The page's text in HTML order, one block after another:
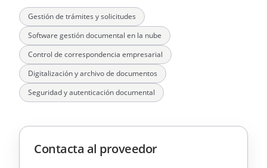
Gestión de trámites y solicitudes
Software gestión documental en la nube
Control de correspondencia empresarial
Digitalización y archivo de documentos
Seguridad y autenticación documental
Contacta al proveedor